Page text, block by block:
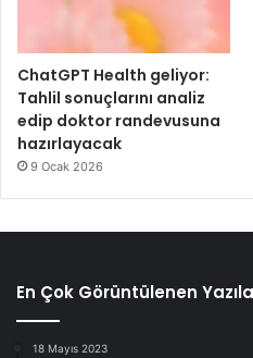
ChatGPT Health geliyor:
Tahlil sonuçlarını analiz
edip doktor randevusuna
hazırlayacak
9 Ocak 2026
En Çok Görüntülenen
18 Mayıs 2023